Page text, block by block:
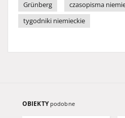
Grünberg
czasopisma
tygodniki niemieckie
OBIEKTY podobne